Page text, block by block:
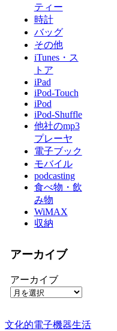
ティー
時計
バッグ
その他
iTunes・ス
トア
iPad
iPod-Touch
iPod
iPod-Shuffle
他社のmp3
プレーヤ
電子ブック
モバイル
podcasting
食べ物・飲
み物
WiMAX
収納
アーカイブ
アーカイブ
文化的電子機器生活